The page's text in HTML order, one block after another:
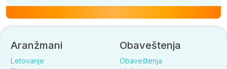
Aranžmani
Letovanje
Obaveštenja
Obaveštenja